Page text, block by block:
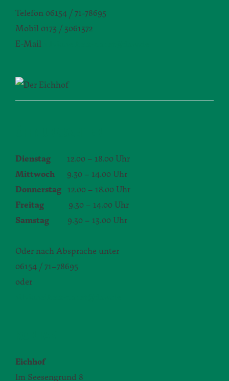
Telefon 06154 / 71-78695
Mobil 0173 / 3061372
E-Mail
Dienstag 12.00 – 18.00 Uhr
Mittwoch 9.30 – 14.00 Uhr
Donnerstag 12.00 – 18.00 Uhr
Freitag 9.30 – 14.00 Uhr
Samstag 9.30 – 13.00 Uhr
Oder nach Absprache unter
06154 / 71–78695
oder
Eichhof
Im Seesengrund 8